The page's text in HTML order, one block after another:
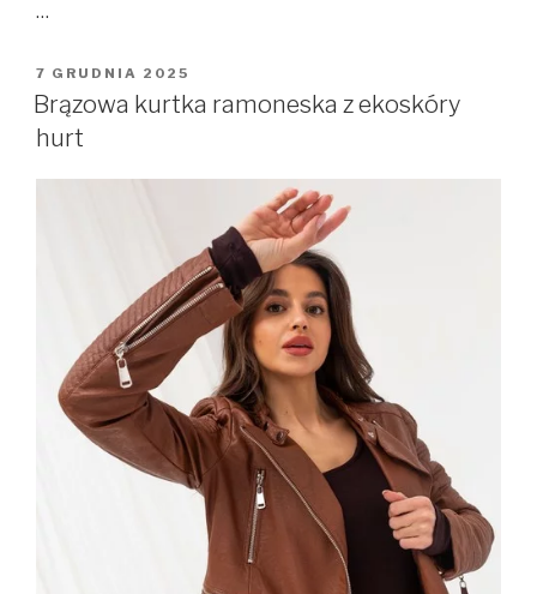
…
OPUBLIKOWANE
W
7 GRUDNIA 2025
Brązowa kurtka ramoneska z ekoskóry
hurt